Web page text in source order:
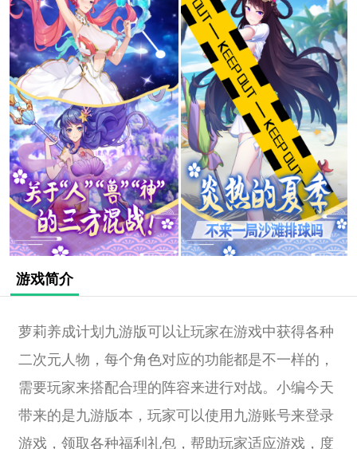
游戏简介
萝莉养成计划九游版可以让玩家在游戏中获得各种
二次元人物，每个角色对应的功能都是不一样的，
需要玩家来搭配合理的阵容来进行对战。小编今天
带来的是九游版本，玩家可以使用九游账号来登录
游戏，领取各种福利礼包，帮助玩家适应游戏，度